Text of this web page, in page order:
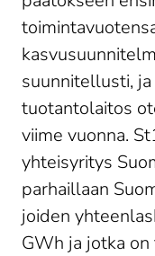
suunnitellusti,
tuotantolaitos
viime vuonna.
yhteisyritys
parhaillaan
joiden
GWh ja jotka